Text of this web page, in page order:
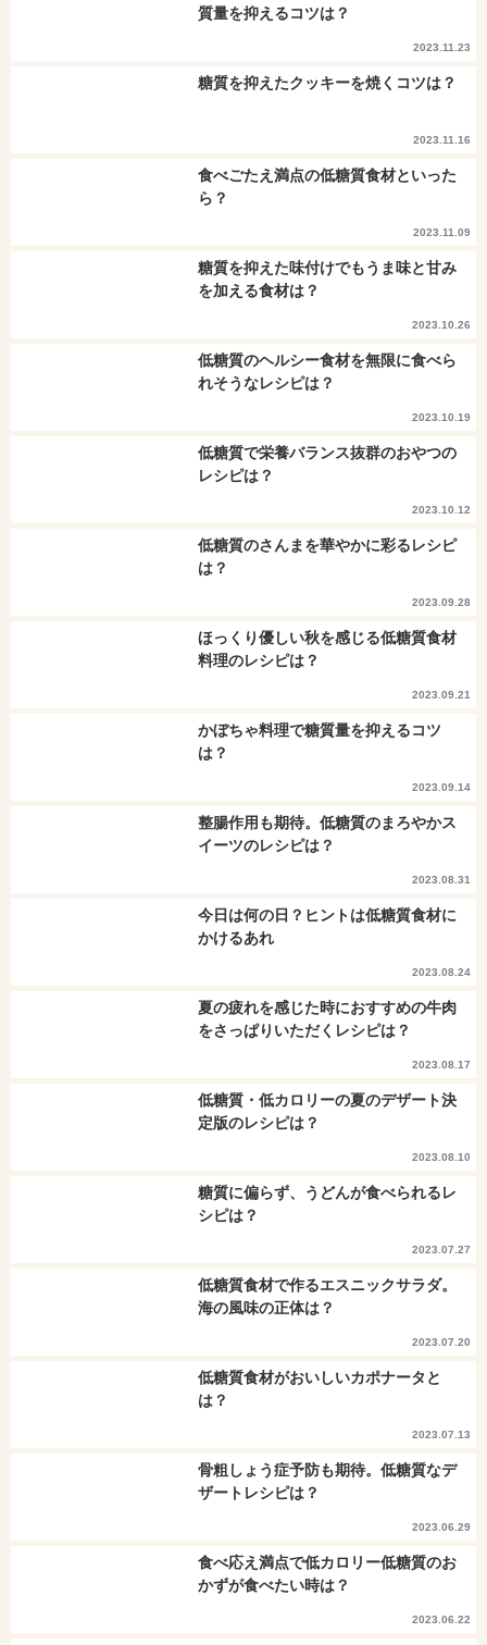
質量を抑えるコツは？
2023.11.23
糖質を抑えたクッキーを焼くコツは？
2023.11.16
食べごたえ満点の低糖質食材といった
ら？
2023.11.09
糖質を抑えた味付けでもうま味と甘み
を加える食材は？
2023.10.26
低糖質のヘルシー食材を無限に食べら
れそうなレシピは？
2023.10.19
低糖質で栄養バランス抜群のおやつの
レシピは？
2023.10.12
低糖質のさんまを華やかに彩るレシピ
は？
2023.09.28
ほっくり優しい秋を感じる低糖質食材
料理のレシピは？
2023.09.21
かぼちゃ料理で糖質量を抑えるコツ
は？
2023.09.14
整腸作用も期待。低糖質のまろやかス
イーツのレシピは？
2023.08.31
今日は何の日？ヒントは低糖質食材に
かけるあれ
2023.08.24
夏の疲れを感じた時におすすめの牛肉
をさっぱりいただくレシピは？
2023.08.17
低糖質・低カロリーの夏のデザート決
定版のレシピは？
2023.08.10
糖質に偏らず、うどんが食べられるレ
シピは？
2023.07.27
低糖質食材で作るエスニックサラダ。
海の風味の正体は？
2023.07.20
低糖質食材がおいしいカポナータと
は？
2023.07.13
骨粗しょう症予防も期待。低糖質なデ
ザートレシピは？
2023.06.29
食べ応え満点で低カロリー低糖質のお
かずが食べたい時は？
2023.06.22